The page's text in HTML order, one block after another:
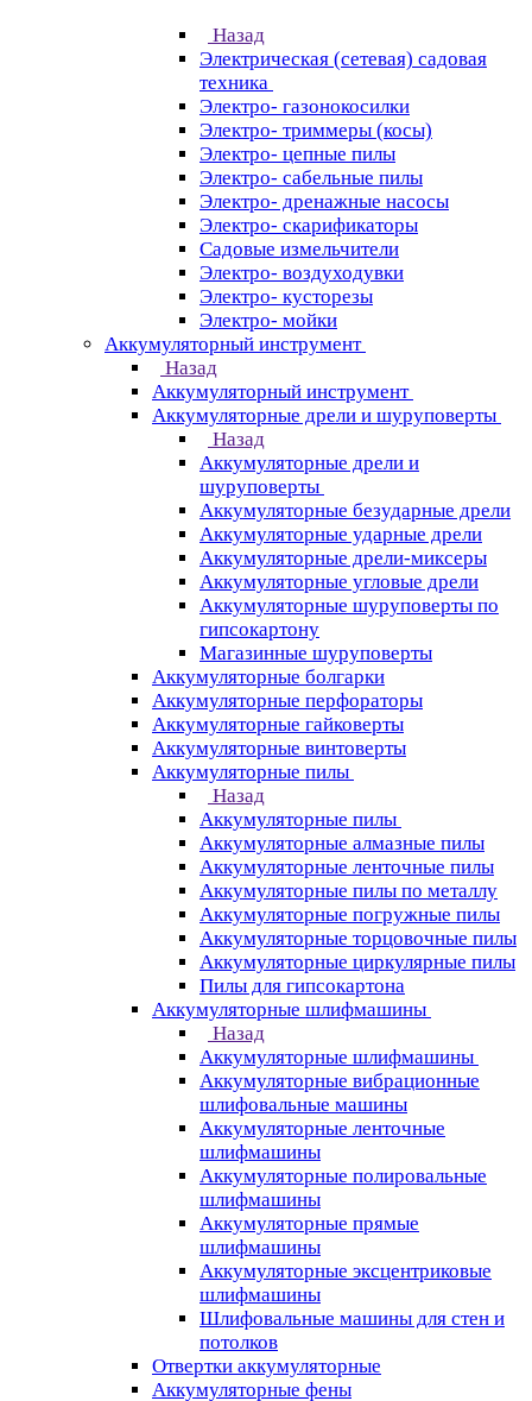
Назад
Электрическая (сетевая) садовая
техника
Электро- газонокосилки
Электро- триммеры (косы)
Электро- цепные пилы
Электро- сабельные пилы
Электро- дренажные насосы
Электро- скарификаторы
Садовые измельчители
Электро- воздуходувки
Электро- кусторезы
Электро- мойки
Аккумуляторный инструмент
Назад
Аккумуляторный инструмент
Аккумуляторные дрели и шуруповерты
Назад
Аккумуляторные дрели и
шуруповерты
Аккумуляторные безударные дрели
Аккумуляторные ударные дрели
Аккумуляторные дрели-миксеры
Аккумуляторные угловые дрели
Аккумуляторные шуруповерты по
гипсокартону
Магазинные шуруповерты
Аккумуляторные болгарки
Аккумуляторные перфораторы
Аккумуляторные гайковерты
Аккумуляторные винтоверты
Аккумуляторные пилы
Назад
Аккумуляторные пилы
Аккумуляторные алмазные пилы
Аккумуляторные ленточные пилы
Аккумуляторные пилы по металлу
Аккумуляторные погружные пилы
Аккумуляторные торцовочные пилы
Аккумуляторные циркулярные пилы
Пилы для гипсокартона
Аккумуляторные шлифмашины
Назад
Аккумуляторные шлифмашины
Аккумуляторные вибрационные
шлифовальные машины
Аккумуляторные ленточные
шлифмашины
Аккумуляторные полировальные
шлифмашины
Аккумуляторные прямые
шлифмашины
Аккумуляторные эксцентриковые
шлифмашины
Шлифовальные машины для стен и
потолков
Отвертки аккумуляторные
Аккумуляторные фены